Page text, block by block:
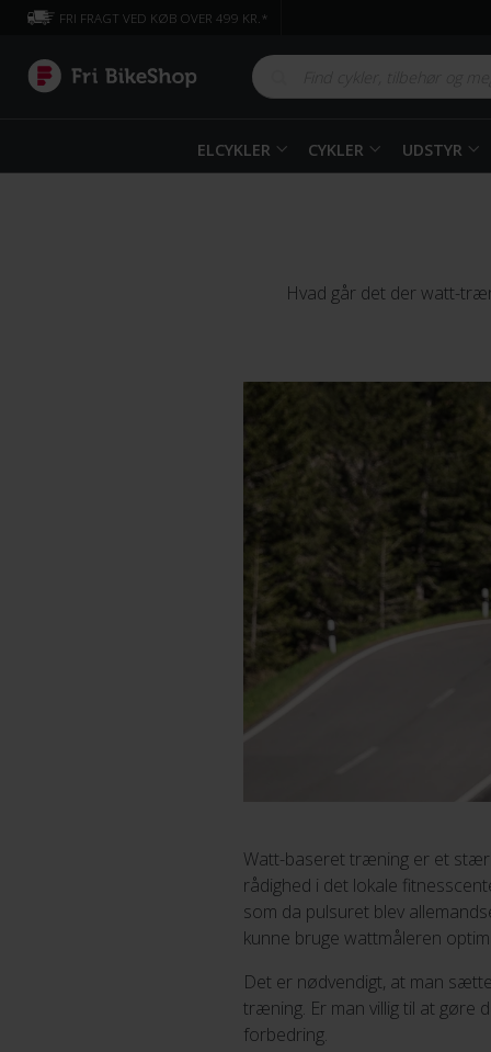
FRI FRAGT VED KØB OVER 499 KR.*
ELCYKLER CYKLER UDSTYR
Hvad går det der watt-
Watt-baseret træning er et
rådighed i det lokale
som da pulsuret blev
kunne bruge wattmåleren
Det er nødvendigt, at man
træning. Er man villig til at gøre
forbedring.